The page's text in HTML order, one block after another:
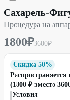
Процедура на
Сахарель-
Процедура на
1800₽3600₽
Скидка 50%
(1800 ₽ вместо
Условия